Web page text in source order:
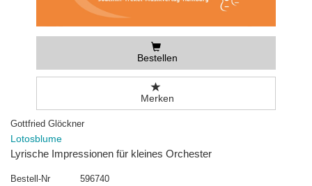
Bestellen
Merken
Gottfried Glöckner
Lotosblume
Lyrische Impressionen für kleines Orchester
Bestell-Nr
596740